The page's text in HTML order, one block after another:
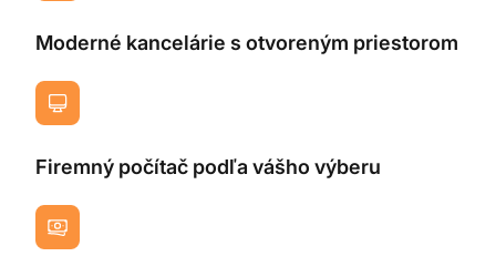
Moderné kancelárie s otvoreným priestorom
Firemný počítač podľa vášho výberu